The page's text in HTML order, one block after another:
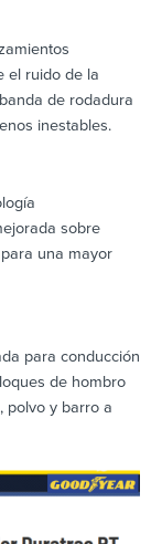
el ruido de la
de rodadura
inestables.
sobre
una mayor
para conducción
de hombro
polvo y barro a